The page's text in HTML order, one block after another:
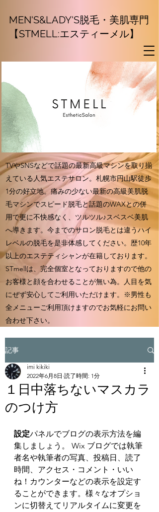
MEN'S&LADY'S脱毛・美肌専門
【STMELL:エスティーメル】
TVやSNSなどで話題の最新高級マシンを取り揃
えている人気エステサロン。札幌市円山駅徒歩
1分の好立地。痛みの少ない最新の高級美肌脱
毛マシンでスピード脱毛と話題のWAXとの併
用で更に不快感なく、ツルツル♪スベスベ美肌
へ導きます。今までのサロン脱毛とは違うハイ
レベルの脱毛を是非体感してください。歴10年
以上のエステティシャンが在籍しております。
STmellは、完全個室となっておりますので他の
お客様と顔を合わせることが無い為。人目を気
にぜず安心してご利用いただけます。※男性も
全メニューご利用頂けますのでお気軽にお問い
合わせ下さい。
記事
１日中落ちないマスカラ
のつけ方
imi kikiki
2022年6月8日 読了時間: 1分
設定パネルでブログの表示方法を編
集しましょう。 Wix ブログでは執筆
者名や執筆者の写真、投稿日、読了
時間、アクセス・コメント・いい
ね！カウンターなどの表示を設定す
ることができます。様々なオプショ
ンに切替えてリアルタイムに変更を